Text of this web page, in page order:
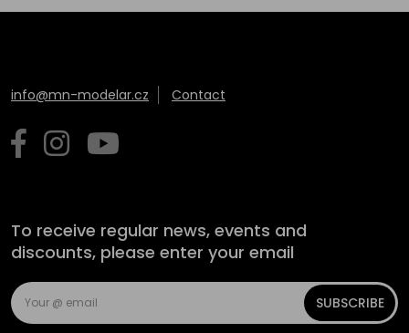
info@mn-modelar.cz Contact
To receive regular news, events and
discounts, please enter your email
SUBSCRIBE